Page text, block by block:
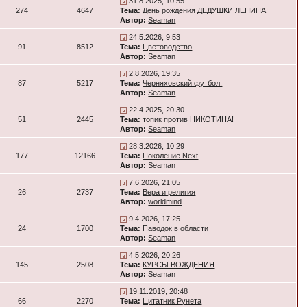
274 4647
Тема: День рождения ДЕДУШКИ ЛЕНИНА
Автор: Seaman
91 8512
24.5.2026, 9:53
Тема: Цветоводство
Автор: Seaman
87 5217
2.8.2026, 19:35
Тема: Черняховский футбол.
Автор: Seaman
51 2445
22.4.2025, 20:30
Тема: топик против НИКОТИНА!
Автор: Seaman
177 12166
28.3.2026, 10:29
Тема: Поколение Next
Автор: Seaman
26 2737
7.6.2026, 21:05
Тема: Вера и религия
Автор: worldmind
24 1700
9.4.2026, 17:25
Тема: Паводок в области
Автор: Seaman
145 2508
4.5.2026, 20:26
Тема: КУРСЫ ВОЖДЕНИЯ
Автор: Seaman
66 2270
19.11.2019, 20:48
Тема: Цитатник Рунета